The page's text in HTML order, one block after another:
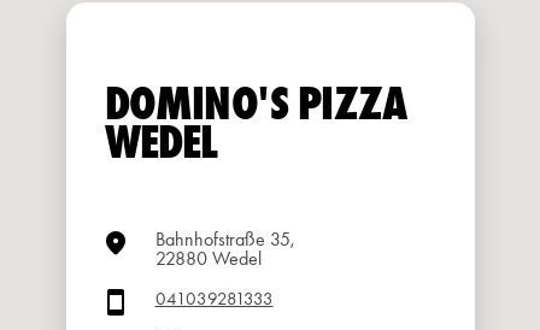
DOMINO'S PIZZA
WEDEL
Bahnhofstraße 35,
22880 Wedel
041039281333